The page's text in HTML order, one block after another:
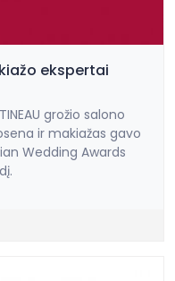
ekspertai
grožio salono
ir makiažas gavo
Wedding Awards